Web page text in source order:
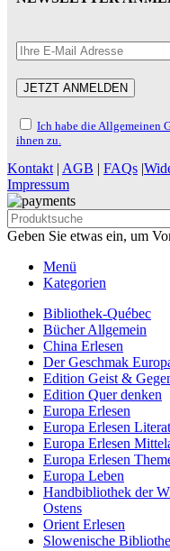
Ich habe die Allgemeinen
ihnen zu.
Kontakt | AGB | FAQs |
Impressum
Geben Sie etwas ein, um
Menü
Kategorien
Bibliothek-Québec
Bücher Allgemein
China Erlesen
Der Geschmak
Edition Geist &
Edition Quer denken
Europa Erlesen
Europa Erlesen
Europa Erlesen
Europa Erlesen
Europa Leben
Handbibliothek der
Ostens
Orient Erlesen
Slowenische